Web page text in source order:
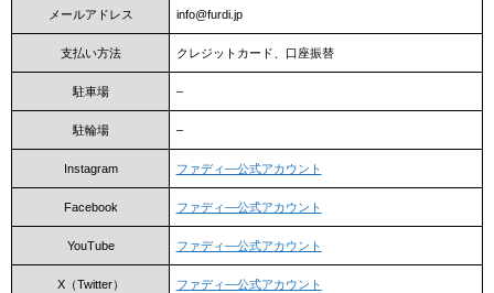
メールアドレス info@furdi.jp
支払い方法 クレジットカード、口座振替
駐車場 –
駐輪場 –
Instagram ファディ―公式アカウント
Facebook ファディ―公式アカウント
YouTube ファディ―公式アカウント
X（Twitter） ファディ―公式アカウント